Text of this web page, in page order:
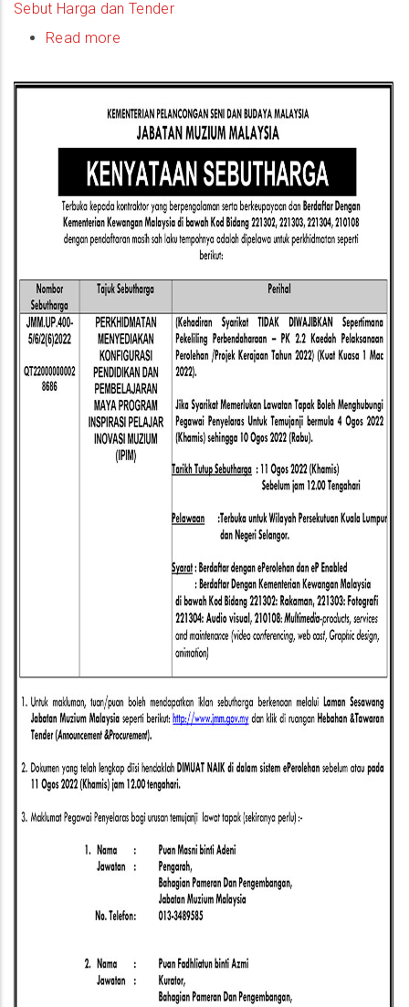
Sebut Harga dan Tender
Read more
Sebutharga)
Perkhidmatan
Menyediakan
Konfigurasi
Pendidikan
Dan
Pembelajaran
Program
Inspirasi
Pelajar
Inovasi
Muzium
(IPIM)